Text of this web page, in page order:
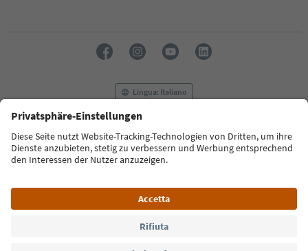
Lingua: Italiano
FAQ Contatti Press MICE
Privacy Policy
Termini e condizioni
Crediti
Cookie Policy
Alto Adige B2B